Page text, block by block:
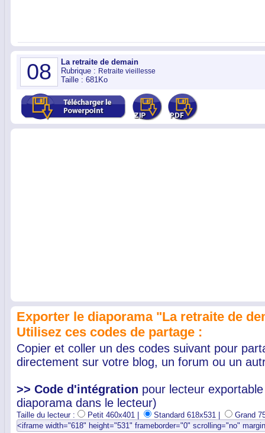
08
La retraite de demain
Rubrique : Retraite vieillesse
Taille : 681Ko
Exporter le diaporama "La retraite de
Utilisez ces codes de partage :
Copier et coller un des codes suivant pour
directement sur votre blog, un forum ou un
>> Code d'intégration pour lecteur
diaporama dans le lecteur)
Taille du lecteur : Petit 460x401 | Standard 618x531 | Grand